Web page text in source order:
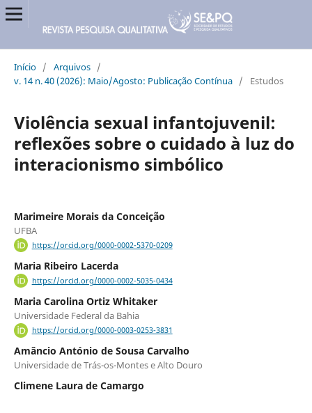
Início / Arquivos /
v. 14 n. 40 (2026): Maio/Agosto: Publicação Contínua / Estudos
Violência sexual infantojuvenil:
reflexões sobre o cuidado à luz do
interacionismo simbólico
Marimeire Morais da Conceição
UFBA
https://orcid.org/0000-0002-5370-0209
Maria Ribeiro Lacerda
https://orcid.org/0000-0002-5035-0434
Maria Carolina Ortiz Whitaker
Universidade Federal da Bahia
https://orcid.org/0000-0003-0253-3831
Amâncio António de Sousa Carvalho
Universidade de Trás-os-Montes e Alto Douro
Climene Laura de Camargo